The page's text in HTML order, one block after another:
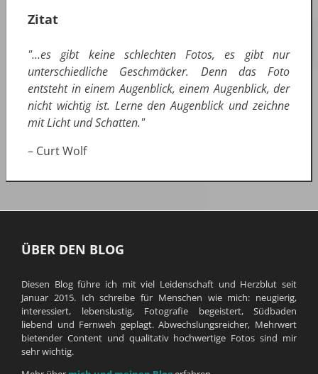
Zitat
"…es gibt keine schlechten Fotos, es gibt nur
unterschiedliche Geschmäcker. Denn das Foto
entsteht in einem Augenblick, einem Augenblick, der
nicht wichtig ist. Lerne den Augenblick und zeichne
mit Licht und Schatten."
– Curt Wolf
ÜBER DEN BLOG
Diesen Blog führe ich mit viel Leidenschaft und Herzblut seit
Januar 2015. Ich schreibe für Menschen wie mich: neugierig,
interessiert, lebenslustig, Fotografie begeistert, Südbaden
liebend und Fernweh geplagt. Abwechslungsreicher, Mehrwert
bietender Content und qualitativ hochwertige Fotos sind mir
sehr wichtig.